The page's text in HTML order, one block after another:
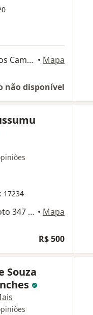
Rua Fernão Dias 341, São José dos Campos • Mapa
não disponível
17234
Avenida Marechal Floriano Peixoto 347 sala 705, São José dos Campos • Mapa
R$ 500
Souza